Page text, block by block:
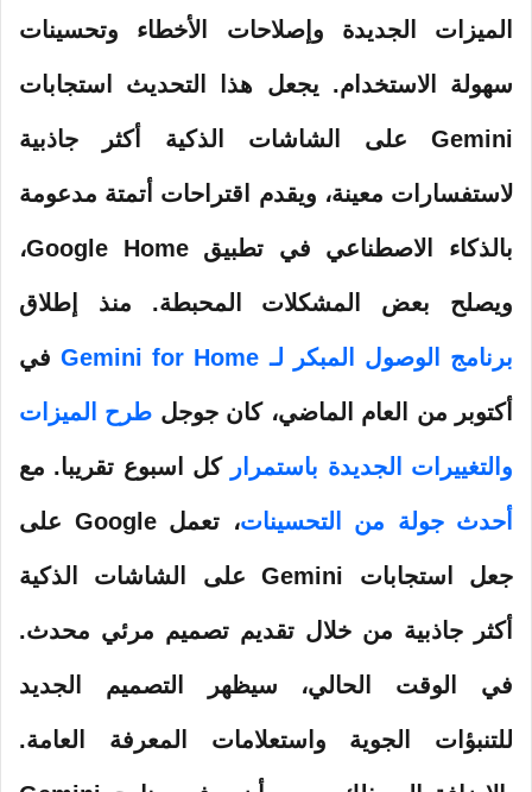
الميزات الجديدة وإصلاحات الأخطاء وتحسينات
سهولة الاستخدام. يجعل هذا التحديث استجابات
Gemini على الشاشات الذكية أكثر جاذبية
لاستفسارات معينة، ويقدم اقتراحات أتمتة مدعومة
بالذكاء الاصطناعي في تطبيق Google Home،
ويصلح بعض المشكلات المحبطة. منذ إطلاق
برنامج الوصول المبكر لـ Gemini for Home في
أكتوبر من العام الماضي، كان جوجل طرح الميزات
والتغييرات الجديدة باستمرار كل اسبوع تقريبا. مع
أحدث جولة من التحسينات ، تعمل Google على
جعل استجابات Gemini على الشاشات الذكية
أكثر جاذبية من خلال تقديم تصميم مرئي محدث.
في الوقت الحالي، سيظهر التصميم الجديد
للتنبؤات الجوية واستعلامات المعرفة العامة.